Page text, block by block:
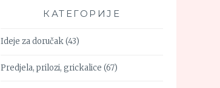
КАТЕГОРИЈЕ
Ideje za doručak(43)
Predjela, prilozi, grickalice (67)